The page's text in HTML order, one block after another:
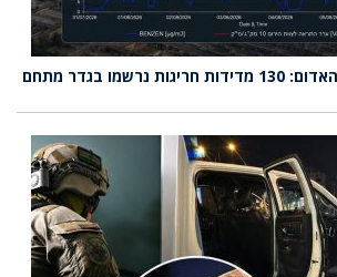
הבנזן שוב מעל הקו האדום: 130 מדידות חריגות נרשמו בגדר מתחם